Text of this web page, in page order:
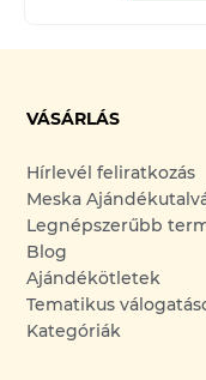
VÁSÁRLÁS
Hírlevél feliratkozás
Meska
Legnépszerűbb
Blog
Ajándékötletek
Tematikus
Kategóriák